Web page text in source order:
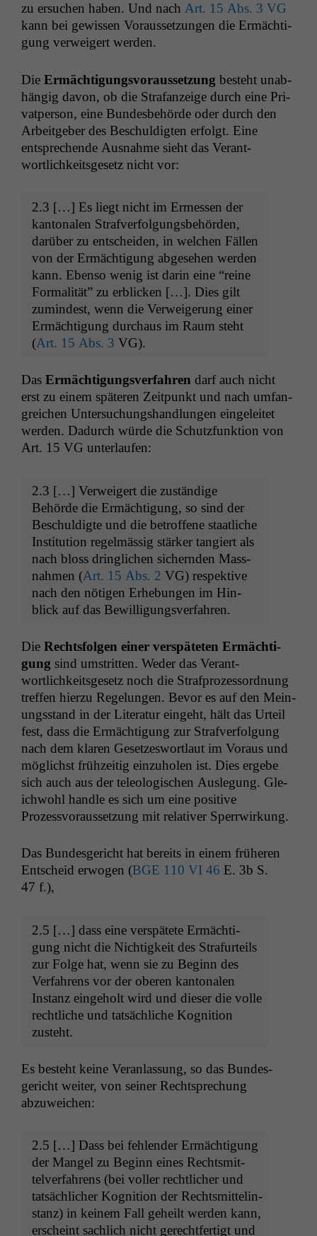
zu ersuchen haben. Und nach Art. 15 Abs. 3 VG
kann bei gewis­sen Voraus­set­zun­gen die Ermäch­ti­
gung ver­weigert werden.
Die Ermäch­ti­gungsvo­raus­set­zung beste­ht unab­
hängig davon, ob die Strafanzeige durch eine Pri­
vat­per­son, eine Bun­des­be­hörde oder durch den
Arbeit­ge­ber des Beschuldigten erfol­gt. Eine
entsprechende Aus­nahme sieht das Ver­ant­
wortlichkeits­ge­setz nicht vor:
2.3 […] Es liegt nicht im Ermessen der
kan­tonalen Strafver­fol­gungs­be­hör­den,
darüber zu entschei­den, in welchen Fällen
von der Ermäch­ti­gung abge­se­hen wer­den
kann. Eben­so wenig ist darin eine “reine
For­mal­ität” zu erblick­en […]. Dies gilt
zumin­d­est, wenn die Ver­weigerung ein­er
Ermäch­ti­gung dur­chaus im Raum ste­ht
(Art. 15 Abs. 3 VG).
Das Ermäch­ti­gungsver­fahren darf auch nicht
erst zu einem späteren Zeit­punkt und nach umfan­
gre­ichen Unter­suchung­shand­lun­gen ein­geleit­et
wer­den. Dadurch würde die Schutz­funk­tion von
Art. 15 VG unterlaufen:
2.3 […] Ver­weigert die zuständi­ge
Behörde die Ermäch­ti­gung, so sind der
Beschuldigte und die betrof­fene staatliche
Insti­tu­tion regelmäs­sig stärk­er tang­iert als
nach bloss dringlichen sich­ern­den Mass­
nah­men (Art. 15 Abs. 2 VG) respek­tive
nach den nöti­gen Erhe­bun­gen im Hin­
blick auf das Bewilligungsverfahren.
Die Rechts­fol­gen ein­er ver­späteten Ermäch­ti­
gung sind umstrit­ten. Wed­er das Ver­ant­
wortlichkeits­ge­setz noch die Straf­prozes­sor­d­nung
tre­f­fen hierzu Regelun­gen. Bevor es auf den Mei­n­
ungs­stand in der Lit­er­atur einge­ht, hält das Urteil
fest, dass die Ermäch­ti­gung zur Strafver­fol­gung
nach dem klaren Geset­zeswort­laut im Voraus und
möglichst frühzeit­ig einzu­holen ist. Dies ergebe
sich auch aus der tele­ol­o­gis­chen Ausle­gung. Gle­
ich­wohl han­dle es sich um eine pos­i­tive
Prozessvo­raus­set­zung mit rel­a­tiv­er Sperrwirkung.
Das Bun­des­gericht hat bere­its in einem früheren
Entscheid erwogen (BGE 110 VI 46 E. 3b S.
47 f.),
2.5 […] dass eine ver­spätete Ermäch­ti­
gung nicht die Nichtigkeit des Stra­furteils
zur Folge hat, wenn sie zu Beginn des
Ver­fahrens vor der oberen kan­tonalen
Instanz einge­holt wird und dieser die volle
rechtliche und tat­säch­liche Kog­ni­tion
zusteht.
Es beste­ht keine Ver­an­las­sung, so das Bun­des­
gericht weit­er, von sein­er Recht­sprechung
abzuweichen:
2.5 […] Dass bei fehlen­der Ermäch­ti­gung
der Man­gel zu Beginn eines Rechtsmit­
telver­fahrens (bei voller rechtlich­er und
tat­säch­lich­er Kog­ni­tion der Rechtsmit­telin­
stanz) in keinem Fall geheilt wer­den kann,
erscheint sach­lich nicht gerecht­fer­tigt und